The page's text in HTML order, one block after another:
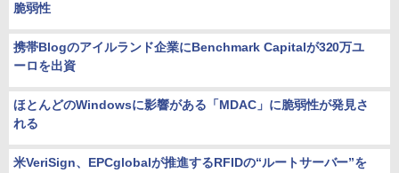
脆弱性
携帯Blogのアイルランド企業にBenchmark Capitalが320万ユ
ーロを出資
ほとんどのWindowsに影響がある「MDAC」に脆弱性が発見さ
れる
米VeriSign、EPCglobalが推進するRFIDの“ルートサーバー”を